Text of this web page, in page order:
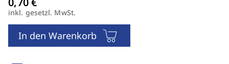
inkl. gesetzl. MwSt.
In den Warenkorb